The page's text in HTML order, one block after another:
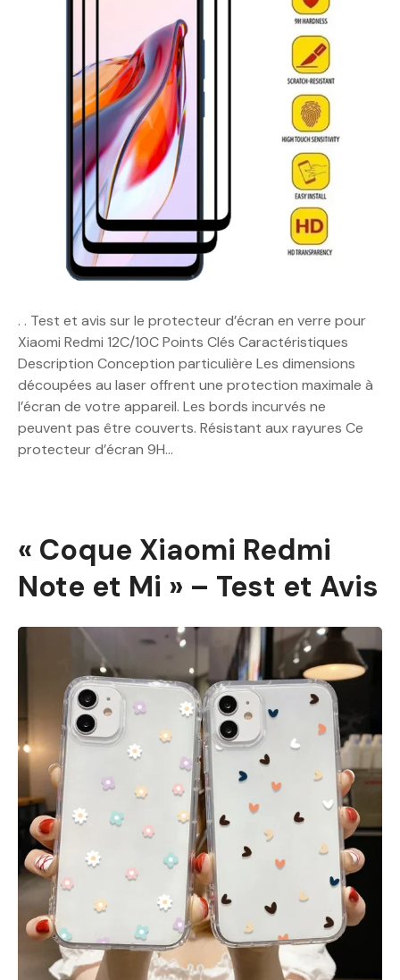
. . Test et avis sur le protecteur d’écran en verre pour
Xiaomi Redmi 12C/10C Points Clés Caractéristiques
Description Conception particulière Les dimensions
découpées au laser offrent une protection maximale à
l’écran de votre appareil. Les bords incurvés ne
peuvent pas être couverts. Résistant aux rayures Ce
protecteur d’écran 9H…
« Coque Xiaomi Redmi
Note et Mi » – Test et Avis